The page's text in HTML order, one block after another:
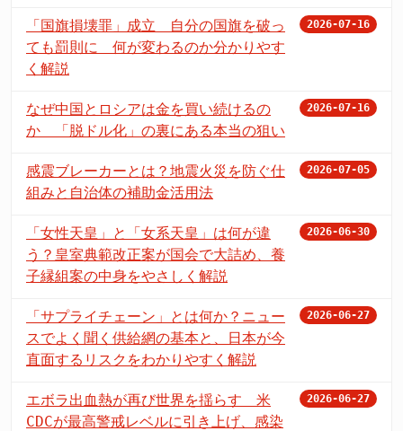
「国旗損壊罪」成立 自分の国旗を破っ
ても罰則に 何が変わるのか分かりやす
く解説
2026-07-16
なぜ中国とロシアは金を買い続けるの
か 「脱ドル化」の裏にある本当の狙い
2026-07-16
感震ブレーカーとは？地震火災を防ぐ仕
組みと自治体の補助金活用法
2026-07-05
「女性天皇」と「女系天皇」は何が違
う？皇室典範改正案が国会で大詰め、養
子縁組案の中身をやさしく解説
2026-06-30
「サプライチェーン」とは何か？ニュー
スでよく聞く供給網の基本と、日本が今
直面するリスクをわかりやすく解説
2026-06-27
エボラ出血熱が再び世界を揺らす 米
CDCが最高警戒レベルに引き上げ、感染
2026-06-27